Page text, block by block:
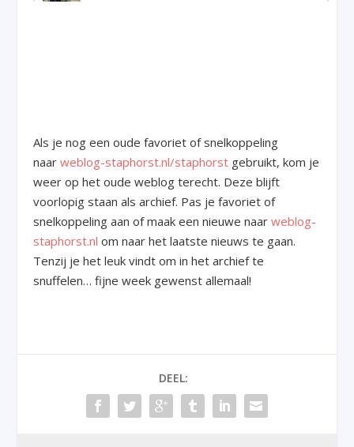
Als je nog een oude favoriet of snelkoppeling
naarweblog-staphorst.nl/staphorst gebruikt, kom je
weer op het oude weblog terecht. Deze blijft
voorlopig staan als archief. Pas je favoriet of
snelkoppeling aan of maak een nieuwe naarweblog-
staphorst.nl om naar het laatste nieuws te gaan.
Tenzij je het leuk vindt om in het archief te
snuffelen… fijne week gewenst allemaal!
DEEL: